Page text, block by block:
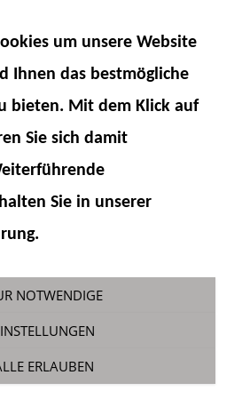
um unsere Website
Ihnen das bestmögliche
bieten. Mit dem Klick auf
Sie sich damit
Sie in unserer
NOTWENDIGE
ERLAUBEN